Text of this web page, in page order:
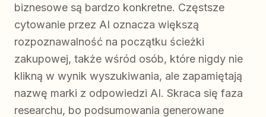
biznesowe są bardzo konkretne. Częstsze
cytowanie przez AI oznacza większą
rozpoznawalność na początku ścieżki
zakupowej, także wśród osób, które nigdy nie
klikną w wynik wyszukiwania, ale zapamiętają
nazwę marki z odpowiedzi AI. Skraca się faza
researchu, bo podsumowania generowane